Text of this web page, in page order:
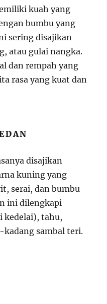
kuah yang
bumbu yang
sering disajikan
atau gulai nangka.
dan rempah yang
rasa yang kuat dan
disajikan
kuning yang
serai, dan bumbu
ini dilengkapi
kedelai), tahu,
sambal teri.